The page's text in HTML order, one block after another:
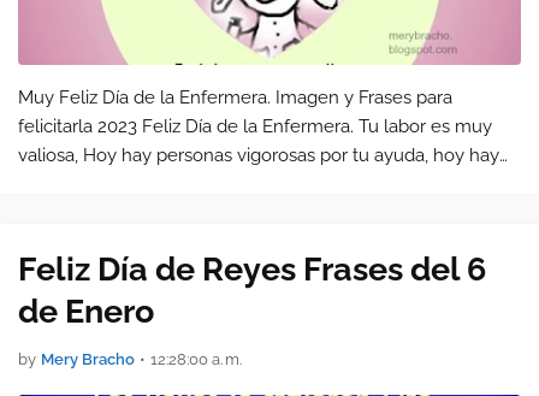
Muy Feliz Día de la Enfermera. Imagen y Frases para
felicitarla 2023 Feliz Día de la Enfermera. Tu labor es muy
valiosa, Hoy hay personas vigorosas por tu ayuda, hoy hay
Feliz Día de Reyes Frases del 6
de Enero
by Mery Bracho • 12:28:00 a. m.